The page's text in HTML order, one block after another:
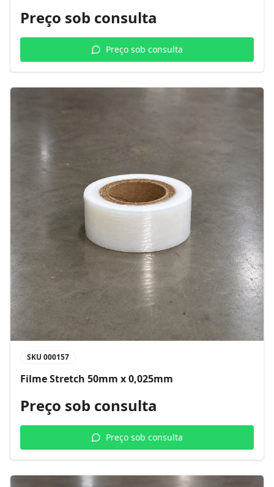
Preço sob consulta
Preço sob consulta
SKU 000157
Filme Stretch 50mm x 0,025mm
Preço sob consulta
Preço sob consulta